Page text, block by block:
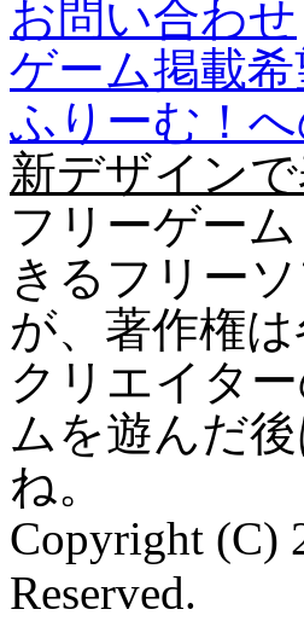
お問い合わせ
ゲーム掲載
ふりーむ！
新デザイン
フリーゲー
きるフリー
が、著作権
クリエイタ
ムを遊んだ
ね。
Copyright (C)
Reserved.